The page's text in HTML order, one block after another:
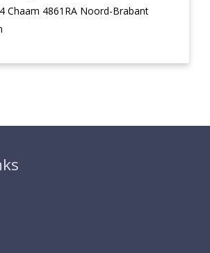
Chaam 4861RA Noord-Brabant